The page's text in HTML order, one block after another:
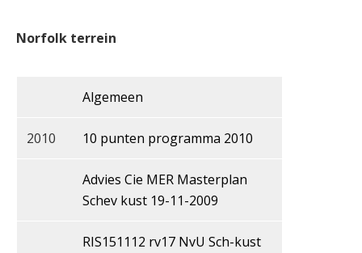
Norfolk terrein
Algemeen
2010 10 punten programma 2010
Advies Cie MER Masterplan
Schev kust 19-11-2009
RIS151112 rv17 NvU Sch-kust